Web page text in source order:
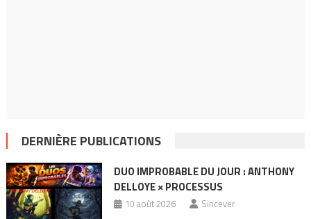
DERNIÈRE PUBLICATIONS
DUO IMPROBABLE DU JOUR : ANTHONY
DELLOYE × PROCESSUS
10 août 2026 Sincever